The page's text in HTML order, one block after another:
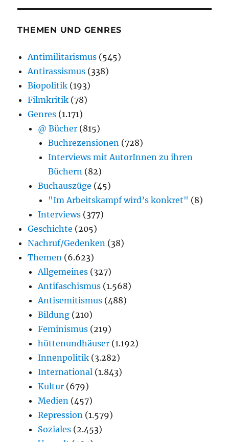
THEMEN UND GENRES
Antimilitarismus (545)
Antirassismus (338)
Biopolitik (193)
Filmkritik (78)
Genres (1.171)
@ Bücher (815)
Buchrezensionen (728)
Interviews mit AutorInnen zu ihren
Büchern (82)
Buchauszüge (45)
"Im Arbeitskampf wird’s konkret" (8)
Interviews (377)
Geschichte (205)
Nachruf/Gedenken (38)
Themen (6.623)
Allgemeines (327)
Antifaschismus (1.568)
Antisemitismus (488)
Bildung (210)
Feminismus (219)
hüttenundhäuser (1.192)
Innenpolitik (3.282)
International (1.843)
Kultur (679)
Medien (457)
Repression (1.579)
Soziales (2.453)